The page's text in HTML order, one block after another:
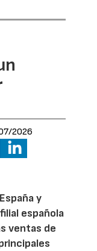
2026
y
española
ventas de